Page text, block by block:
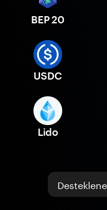
BEP 20
USDC
Lido